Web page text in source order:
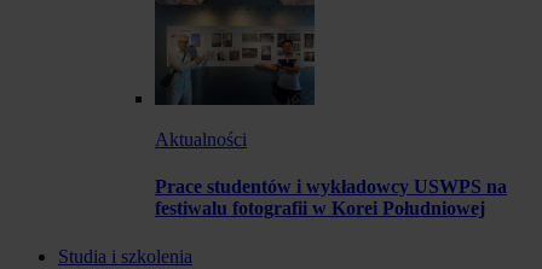
Aktualności
Prace studentów i wykładowcy USWPS na
festiwalu fotografii w Korei Południowej
Studia i szkolenia